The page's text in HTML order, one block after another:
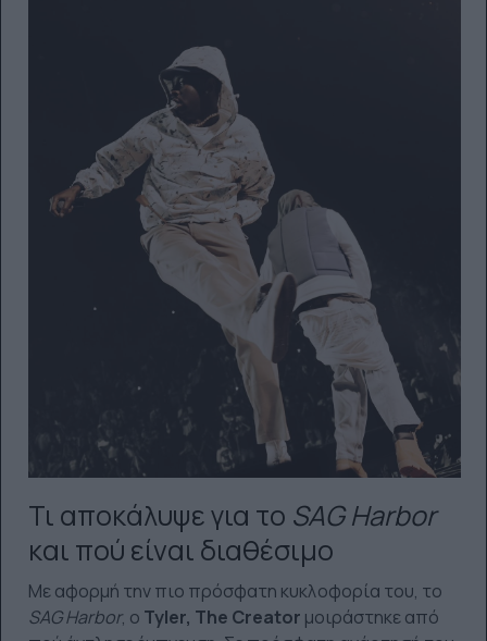
Τι αποκάλυψε για το SAG Harbor
και πού είναι διαθέσιμο
Με αφορμή την πιο πρόσφατη κυκλοφορία του, το
SAG Harbor, ο Tyler, The Creator μοιράστηκε από